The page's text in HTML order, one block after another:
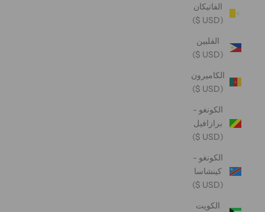
الفاتيكان
(USD $)
الفلبين
(USD $)
الكاميرون
(USD $)
الكونغو -
برازافيل
(USD $)
الكونغو -
كينشاسا
(USD $)
الكويت